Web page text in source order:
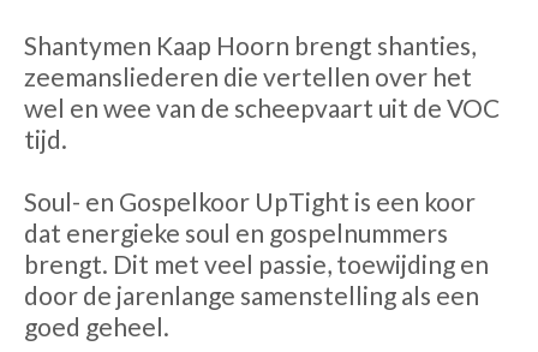
Shantymen Kaap Hoorn brengt shanties,
zeemansliederen die vertellen over het
wel en wee van de scheepvaart uit de VOC
tijd.
Soul- en Gospelkoor UpTight is een koor
dat energieke soul en gospelnummers
brengt. Dit met veel passie, toewijding en
door de jarenlange samenstelling als een
goed geheel.